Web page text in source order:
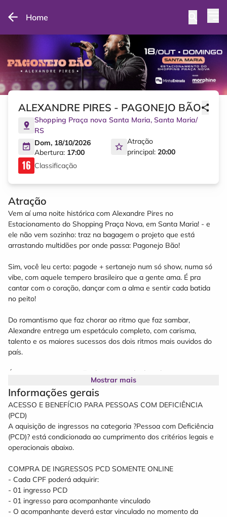
Home
ALEXANDRE PIRES - PAGONEJO BÃO
Shopping Praça nova Santa Maria, Santa Maria/
RS
Dom, 18/10/2026
Abertura: 17:00
Atração
principal: 20:00
Classificação
Atração
Vem aí uma noite histórica com Alexandre Pires no
Estacionamento do Shopping Praça Nova, em Santa Maria! - e
ele não vem sozinho: traz na bagagem o projeto que está
arrastando multidões por onde passa: Pagonejo Bão!
Sim, você leu certo: pagode + sertanejo num só show, numa só
vibe, com aquele tempero brasileiro que a gente ama. É pra
cantar com o coração, dançar com a alma e sentir cada batida
no peito!
Do romantismo que faz chorar ao ritmo que faz sambar,
Alexandre entrega um espetáculo completo, com carisma,
talento e os maiores sucessos dos dois ritmos mais ouvidos do
país.
É o evento que o coração do Rio Grande do Sul tanto esperava.
É música boa, é energia lá no alto, é emoção do começo ao fim.
SERVIÇO:
Quando? 16 de Outubro de 2026
Onde? Estacionamento do Shopping Praça Nova, em Santa
Maria/RS
Onde comprar? Bendita Semijoias, Dermapelle, Beltrame
On-line somente pelo site da Minha Entrada (Não nos
responsabilizamos por outros meios de vendas)
Mostrar mais
Informações gerais
ACESSO E BENEFÍCIO PARA PESSOAS COM DEFICIÊNCIA
(PCD)
A aquisição de ingressos na categoria ?Pessoa com Deficiência
(PCD)? está condicionada ao cumprimento dos critérios legais e
operacionais abaixo.
COMPRA DE INGRESSOS PCD SOMENTE ONLINE
- Cada CPF poderá adquirir:
- 01 ingresso PCD
- 01 ingresso para acompanhante vinculado
- O acompanhante deverá estar vinculado no momento da